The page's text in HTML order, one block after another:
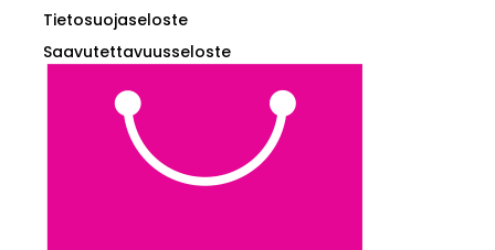
Tietosuojaseloste
Saavutettavuusseloste